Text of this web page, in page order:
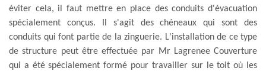
éviter cela, il faut mettre en place des conduits d'évacuation
spécialement conçus. Il s'agit des chéneaux qui sont des
conduits qui font partie de la zinguerie. L'installation de ce type
de structure peut être effectuée par Mr Lagrenee Couverture
qui a été spécialement formé pour travailler sur le toit où les